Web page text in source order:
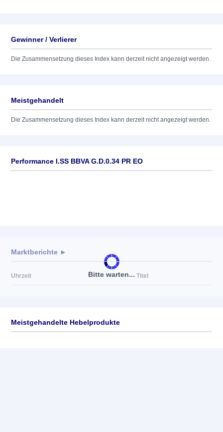
Gewinner / Verlierer
Die Zusammensetzung dieses Index kann derzeit nicht angezeigt werden.
Meistgehandelt
Die Zusammensetzung dieses Index kann derzeit nicht angezeigt werden.
Performance I.SS BBVA G.D.0.34 PR EO
Bitte warten...
Marktberichte ►
Uhrzeit Titel
Meistgehandelte Hebelprodukte